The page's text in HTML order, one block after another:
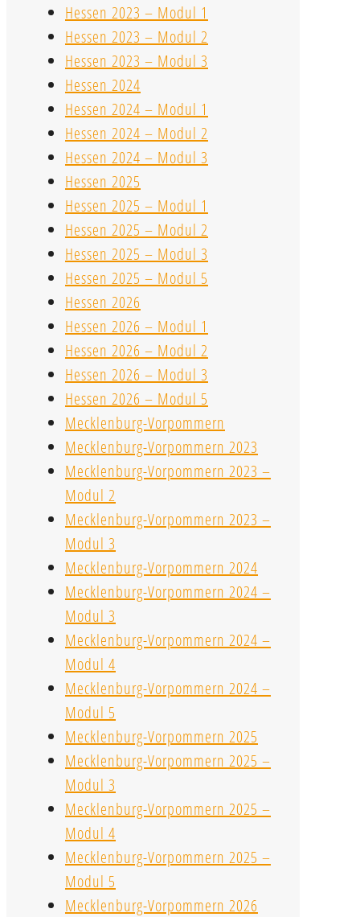
Hessen 2023 – Modul 1
Hessen 2023 – Modul 2
Hessen 2023 – Modul 3
Hessen 2024
Hessen 2024 – Modul 1
Hessen 2024 – Modul 2
Hessen 2024 – Modul 3
Hessen 2025
Hessen 2025 – Modul 1
Hessen 2025 – Modul 2
Hessen 2025 – Modul 3
Hessen 2025 – Modul 5
Hessen 2026
Hessen 2026 – Modul 1
Hessen 2026 – Modul 2
Hessen 2026 – Modul 3
Hessen 2026 – Modul 5
Mecklenburg-Vorpommern
Mecklenburg-Vorpommern 2023
Mecklenburg-Vorpommern 2023 –
Modul 2
Mecklenburg-Vorpommern 2023 –
Modul 3
Mecklenburg-Vorpommern 2024
Mecklenburg-Vorpommern 2024 –
Modul 3
Mecklenburg-Vorpommern 2024 –
Modul 4
Mecklenburg-Vorpommern 2024 –
Modul 5
Mecklenburg-Vorpommern 2025
Mecklenburg-Vorpommern 2025 –
Modul 3
Mecklenburg-Vorpommern 2025 –
Modul 4
Mecklenburg-Vorpommern 2025 –
Modul 5
Mecklenburg-Vorpommern 2026